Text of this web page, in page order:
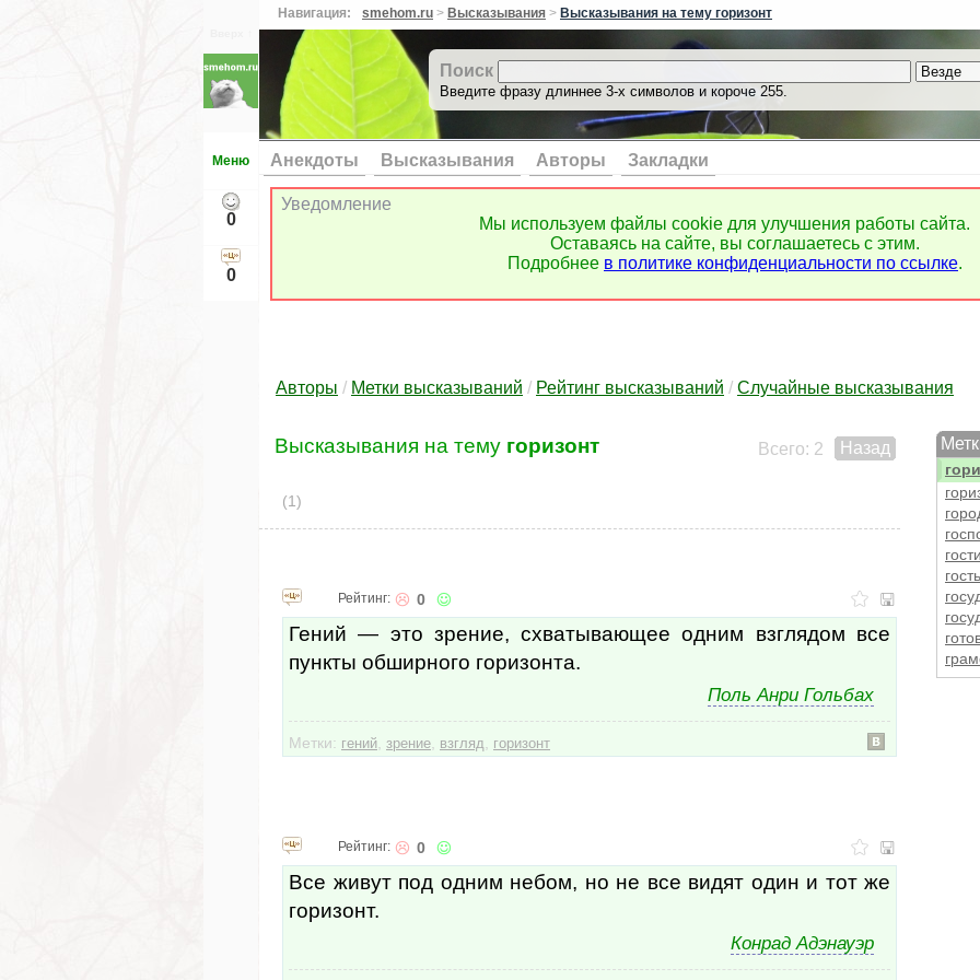
Меню
0
0
Навигация: smehom.ru > Высказывания > Высказывания на тему горизонт
Поиск
Введите фразу длиннее 3-х символов и короче 255.
Анекдоты Высказывания Авторы Закладки
Уведомление
Мы используем файлы cookie для улучшения работы сайта.
Оставаясь на сайте, вы соглашаетесь с этим.
Подробнее в политике конфиденциальности по ссылке.
Авторы / Метки высказываний / Рейтинг высказываний / Случайные высказывания
гимн
года
гора
горе
гости
гость
Назад
Всего: 2
Высказывания на тему горизонт
(1)
Рейтинг: 0
Гений — это зрение, схватывающее одним взглядом все
пункты обширного горизонта.
Поль Анри Гольбах
Метки: гений зрение взгляд горизонт
Рейтинг: 0
Все живут под одним небом, но не все видят один и тот же
горизонт.
Конрад Адэнауэр